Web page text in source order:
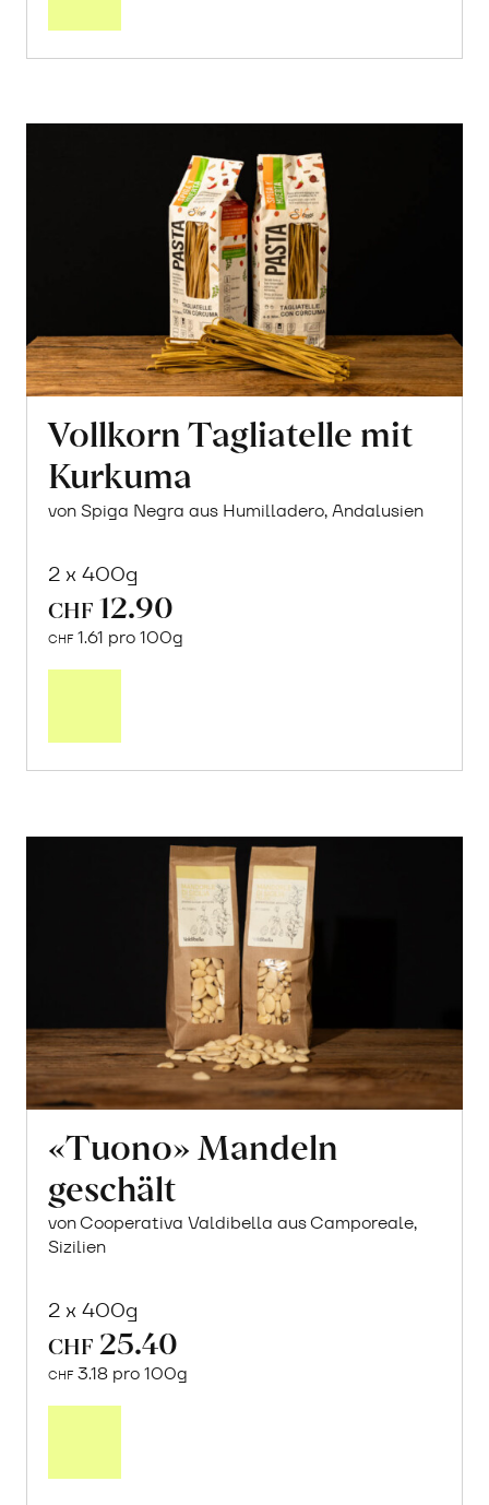
Vollkorn Tagliatelle mit
Kurkuma
von Spiga Negra aus Humilladero, Andalusien
2 x 400g
CHF 12.90
CHF 1.61 pro 100g
«Tuono» Mandeln
geschält
von Cooperativa Valdibella aus Camporeale,
Sizilien
2 x 400g
CHF 25.40
CHF 3.18 pro 100g